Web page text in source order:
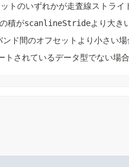
トのいずれかが走査線ストライ
の積がscanlineStrideより大き
ンド間のオフセットより小さい場
トされているデータ型でない場合